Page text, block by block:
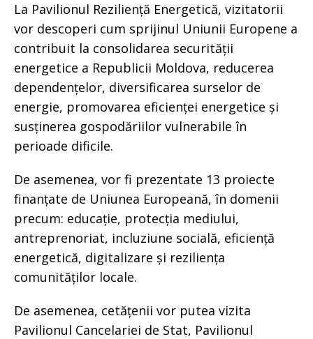
La Pavilionul Reziliență Energetică, vizitatorii
vor descoperi cum sprijinul Uniunii Europene a
contribuit la consolidarea securității
energetice a Republicii Moldova, reducerea
dependențelor, diversificarea surselor de
energie, promovarea eficienței energetice și
susținerea gospodăriilor vulnerabile în
perioade dificile.
De asemenea, vor fi prezentate 13 proiecte
finanțate de Uniunea Europeană, în domenii
precum: educație, protecția mediului,
antreprenoriat, incluziune socială, eficiență
energetică, digitalizare și reziliența
comunităților locale.
De asemenea, cetățenii vor putea vizita
Pavilionul Cancelariei de Stat, Pavilionul